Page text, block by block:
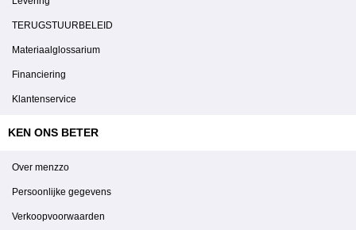
TERUGSTUURBELEID
Materiaalglossarium
Financiering
Klantenservice
KEN ONS BETER
Over menzzo
Persoonlijke gegevens
Verkoopvoorwaarden